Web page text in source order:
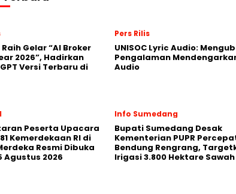
Gelar “AI Broker
2026”, Hadirkan
Versi Terbaru di
Pers Rilis
UNISOC Lyric Audio:
Pengalaman
Audio
Peserta Upacara
Kemerdekaan RI di
Resmi Dibuka
Agustus 2026
Info Sumedang
Bupati Sumedang Desak
Kementerian PUPR
Bendung Rengrang,
Irigasi 3.800 Hektare Sawah